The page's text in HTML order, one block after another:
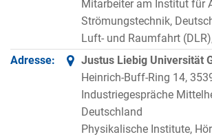
Mitarbeiter am Institut für
Strömungstechnik,
Luft- und Raumfahrt
Adresse:
Justus Liebig Universität
Heinrich-Buff-Ring 14,
Industriegespräche
Deutschland
Physikalische Institute,